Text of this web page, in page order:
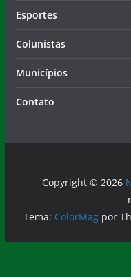
Esportes
Colunistas
Municípios
Contato
Copyright © 2026
Tema: ColorMagpor